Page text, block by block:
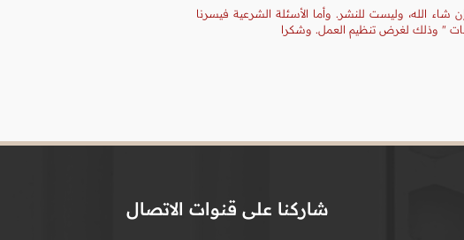
شاء الله، وليست للنشر. وأما الأسئلة الشرعية فيسرنا
" وذلك لغرض تنظيم العمل. وشكرا
شاركنا على قنوات الاتصال